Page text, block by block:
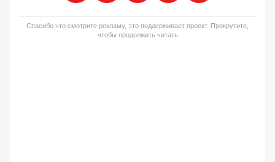
Спасибо что смотрите рекламу, это поддерживает проект. Прокрутите,
чтобы продолжить читать